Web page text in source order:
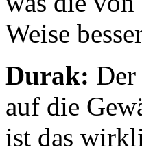
Weise
Durak: Der
auf die
ist das